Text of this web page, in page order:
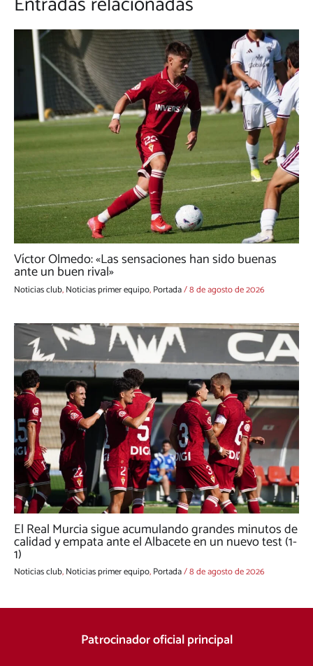
Víctor Olmedo: «Las sensaciones han sido buenas
ante un buen rival»
Noticias club,Noticias primer equipo,Portada/8 de agosto de 2026
El Real Murcia sigue acumulando grandes minutos de
calidad y empata ante el Albacete en un nuevo test (1-
1)
Noticias club,Noticias primer equipo,Portada/8 de agosto de 2026
Patrocinador oficial principal